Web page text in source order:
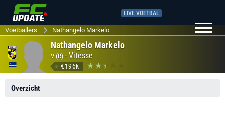
LIVE VOETBAL
Voetballers Nathangelo Markelo
Nathangelo Markelo
V (R) - Vitesse
€196k
Overzicht